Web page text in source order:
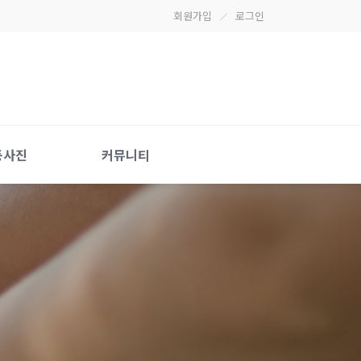
회원가입 로그인
진 커뮤니티